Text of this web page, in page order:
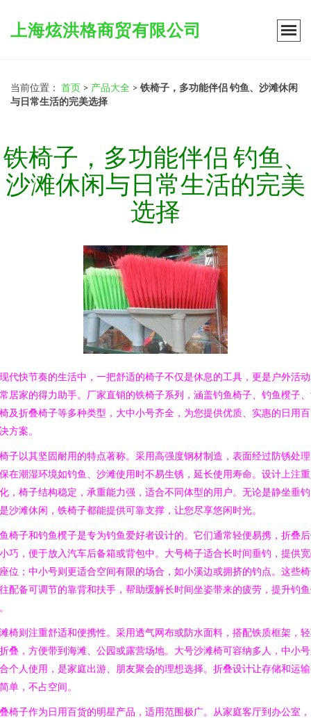
上海炫洪格商贸有限公司
当前位置： 首页 > 产品大全 > 铁椅子，多功能伴侣 钓鱼、沙滩休闲
与日常生活的完美选择
铁椅子，多功能伴侣 钓鱼、
沙滩休闲与日常生活的完美
选择
代快节奏的生活中，一把舒适的椅子不仅是休息的工具，更是户外活
居家的得力助手。厂家直销的铁椅子系列，涵盖钓鱼椅子、钓鱼櫈子
及折叠椅子等多种类型，大中小号齐全，为您提供优质、实惠的日用
方案。
子以其坚固耐用的特点著称。采用高强度钢材制造，表面经过防锈处
在潮湿环境如钓鱼、沙滩使用时不易生锈，延长使用寿命。设计上注
，椅子结构稳定，承重能力强，适合不同体型的用户。无论是静坐垂
沙滩休闲，铁椅子都能提供可靠支撑，让您尽享悠闲时光。
椅子和钓鱼櫈子是专为钓鱼爱好者设计的。它们通常轻便易携，折叠
巧，便于放入汽车后备箱或背包中。大号椅子适合长时间垂钓，提供
位；中小号则更适合空间有限的场合，如小溪边或拥挤的钓点。这些
配备可调节的靠背和扶手，帮助缓解长时间坐姿带来的疲劳，提升钓
椅则注重舒适和便携性。采用透气网布或防水面料，搭配铁质框架，
叠，方便带到海滩、公园或露营场地。大号沙滩椅可容纳多人，中小
个人使用，是家庭出游、朋友聚会的理想选择。折叠设计让存储和运
单，不占空间。
椅子作为日用百货的明星产品，适用范围极广。从家庭客厅到办公室